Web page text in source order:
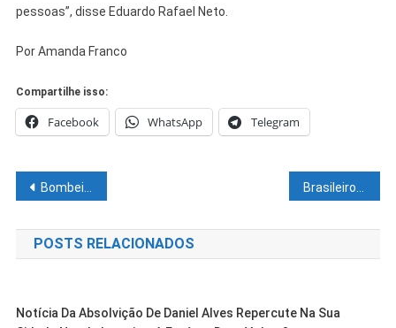
pessoas”, disse Eduardo Rafael Neto.
Por Amanda Franco
Compartilhe isso:
Facebook WhatsApp Telegram
Navegação
de
Post
Bombeiros militares da Bahia embarcam para o Rio de Janeiro e reforçarão resgate em Petrópolis-RJ Brasileiros consumiram mais bebidas alcoólicas durante a pandemia
POSTS RELACIONADOS
Notícia Da Absolvição De Daniel Alves Repercute Na Sua